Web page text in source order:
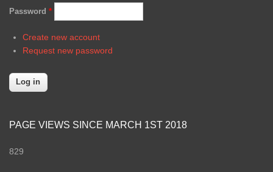
Password *
Create new account
Request new password
PAGE VIEWS SINCE MARCH 1ST 2018
829